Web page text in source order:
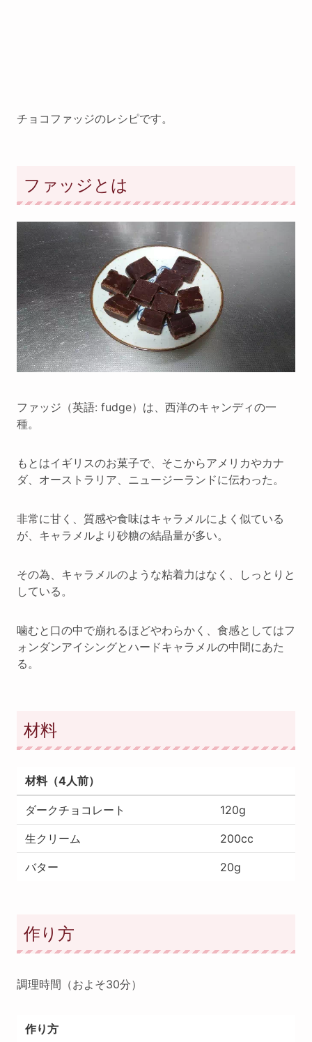
チョコファッジのレシピです。
ファッジとは
ファッジ（英語: fudge）は、西洋のキャンディの一
種。
もとはイギリスのお菓子で、そこからアメリカやカナ
ダ、オーストラリア、ニュージーランドに伝わった。
非常に甘く、質感や食味はキャラメルによく似ている
が、キャラメルより砂糖の結晶量が多い。
その為、キャラメルのような粘着力はなく、しっとりと
している。
噛むと口の中で崩れるほどやわらかく、食感としてはフ
ォンダンアイシングとハードキャラメルの中間にあた
る。
材料
材料（4人前）
ダークチョコレート 120g
生クリーム 200cc
バター 20g
作り方
調理時間（およそ30分）
作り方